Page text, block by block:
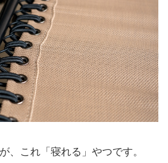
、これ「寝れる」やつです。